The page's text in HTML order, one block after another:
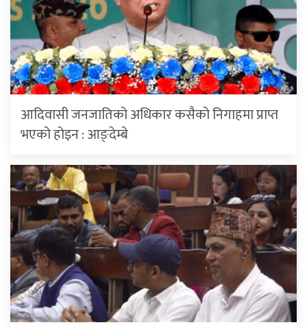
आदिवासी जनजातिको अधिकार कसैको निगाहमा प्राप्त
भएको होइन : आङ्देम्बे